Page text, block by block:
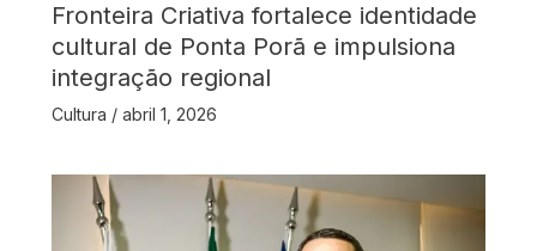
Fronteira Criativa fortalece identidade
cultural de Ponta Porã e impulsiona
integração regional
Cultura / abril 1, 2026